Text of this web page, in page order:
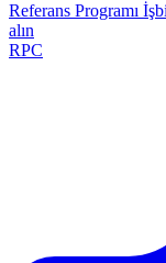
Referans Programı
alın
RPC